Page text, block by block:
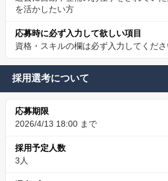
を活かしたい方
応募時に必ず入力して欲しい項目
資格・スキルの欄は必ず入力してくださ
採用選考について
応募期限
2026/4/13 18:00 まで
採用予定人数
3人